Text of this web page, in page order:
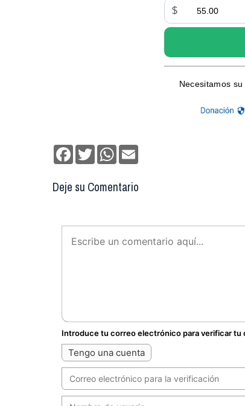
Facebook
TwitterWhatsApp
Deje su Comentario
Introduce tu correo electrónico para verificar tu
Tengo una cuenta